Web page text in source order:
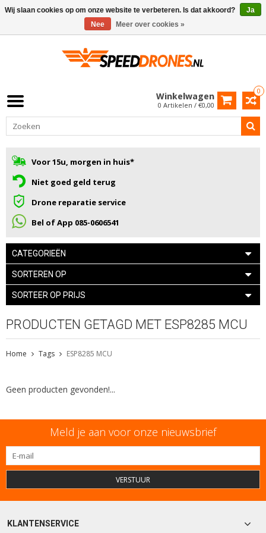
0
Winkelwagen
0 Artikelen / €0,00
Voor 15u, morgen in huis*
Niet goed geld terug
Drone reparatie service
Bel of App 085-0606541
CATEGORIEËN
SORTEREN OP
SORTEER OP PRIJS
PRODUCTEN GETAGD MET ESP8285 MCU
Home Tags ESP8285 MCU
Geen producten gevonden!...
Meld je aan voor onze nieuwsbrief
VERSTUUR
KLANTENSERVICE
Wij slaan cookies op om onze website te verbeteren. Is dat akkoord?
Ja
Nee
Meer over cookies »